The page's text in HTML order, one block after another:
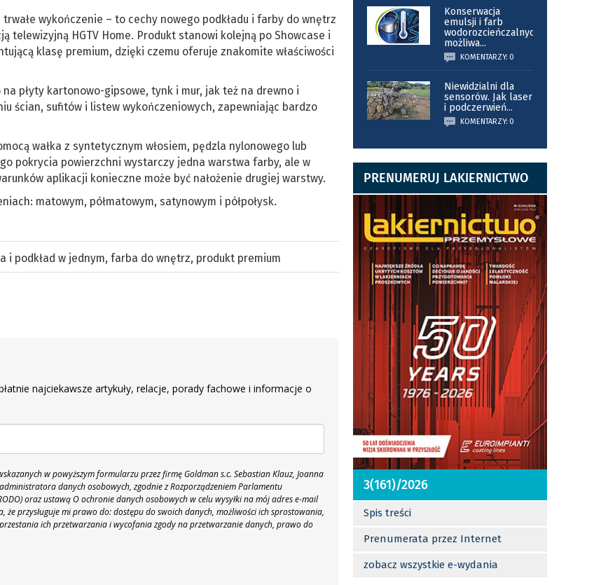
wykończenie – to cechy nowego podkładu i farby do wnętrz
telewizyjną HGTV Home. Produkt stanowi kolejną po Showcase i
klasę premium, dzięki czemu oferuje znakomite właściwości
płyty kartonowo-gipsowe, tynk i mur, jak też na drewno i
ścian, sufitów i listew wykończeniowych, zapewniając bardzo
wałka z syntetycznym włosiem, pędzla nylonowego lub
pokrycia powierzchni wystarczy jedna warstwa farby, ale w
aplikacji konieczne może być nałożenie drugiej warstwy.
matowym, półmatowym, satynowym i półpołysk.
i podkład w jednym, farba do wnętrz, produkt premium
najciekawsze artykuły, relacje, porady fachowe i informacje o
w powyższym formularzu przez firmę Goldman s.c. Sebastian Klauz, Joanna
danych osobowych, zgodnie z Rozporządzeniem Parlamentu
oraz ustawą O ochronie danych osobowych w celu wysyłki na mój adres e-mail
że przysługuje mi prawo do: dostępu do swoich danych, możliwości ich sprostowania,
ich przetwarzania i wycofania zgody na przetwarzanie danych, prawo do
Konserwacja
emulsji i farb
wodorozcieńczalnych
możliwa...
KOMENTARZY: 0
Niewidzialni dla
sensorów. Jak laser
i podczerwień...
KOMENTARZY: 0
PRENUMERUJ LAKIERNICTWO
3(161)/2026
Spis treści
Prenumerata przez Internet
zobacz wszystkie e-wydania